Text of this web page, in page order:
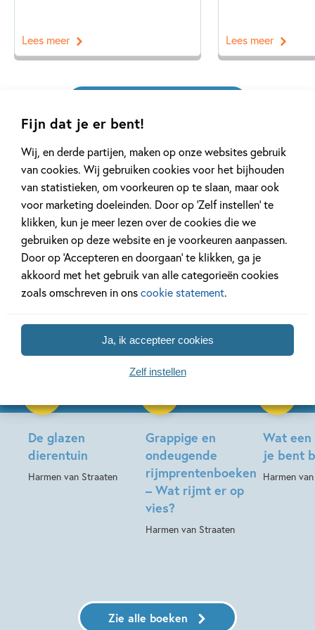
Fijn dat je er bent!
Wij, en derde partijen, maken op onze websites gebruik
van cookies. Wij gebruiken cookies voor het bijhouden
van statistieken, om voorkeuren op te slaan, maar ook
voor marketing doeleinden. Door op ‘Zelf instellen’ te
klikken, kun je meer lezen over de cookies die we
gebruiken op deze website en je voorkeuren aanpassen.
Door op ‘Accepteren en doorgaan’ te klikken, ga je
akkoord met het gebruik van alle categorieën cookies
zoals omschreven in onscookie statement.
Ja, ik accepteer cookies
Zelf instellen
Lees meer Lees meer
Meer van deze auteur
De glazen
dierentuin
Harmen van Straaten
Grappige en
ondeugende
rijmprentenboeken
– Wat rijmt er op
vies?
Harmen van Straaten
Wat een
je bent
Harmen
Zie alle boeken